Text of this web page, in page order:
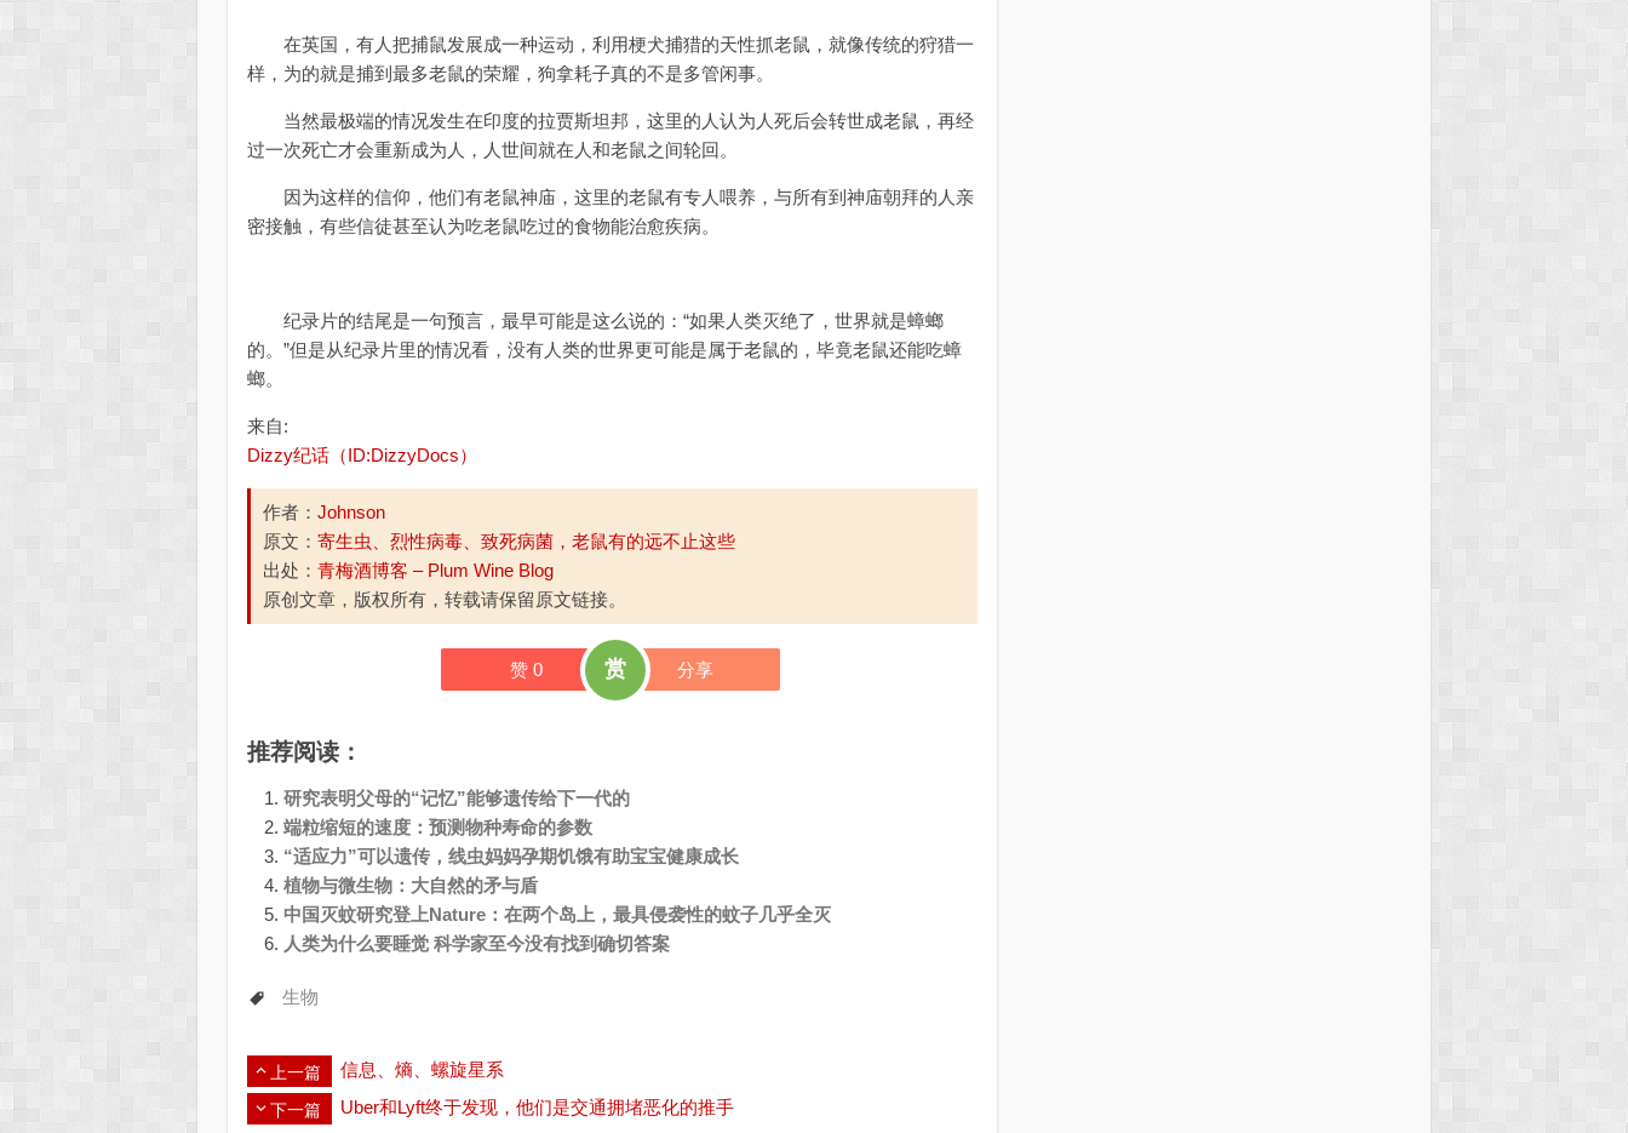
在英国，有人把捕鼠发展成一种运动，利用梗犬捕猎的天性抓老鼠，就像传统的狩猎一
样，为的就是捕到最多老鼠的荣耀，狗拿耗子真的不是多管闲事。
当然最极端的情况发生在印度的拉贾斯坦邦，这里的人认为人死后会转世成老鼠，再经
过一次死亡才会重新成为人，人世间就在人和老鼠之间轮回。
因为这样的信仰，他们有老鼠神庙，这里的老鼠有专人喂养，与所有到神庙朝拜的人亲
密接触，有些信徒甚至认为吃老鼠吃过的食物能治愈疾病。
纪录片的结尾是一句预言，最早可能是这么说的：“如果人类灭绝了，世界就是蟑螂
的。”但是从纪录片里的情况看，没有人类的世界更可能是属于老鼠的，毕竟老鼠还能吃蟑
螂。
来自:
Dizzy纪话（ID:DizzyDocs）
作者：Johnson
原文：寄生虫、烈性病毒、致死病菌，老鼠有的远不止这些
出处：青梅酒博客 – Plum Wine Blog
原创文章，版权所有，转载请保留原文链接。
赞 0 赏 分享
推荐阅读：
研究表明父母的“记忆”能够遗传给下一代的
端粒缩短的速度：预测物种寿命的参数
“适应力”可以遗传，线虫妈妈孕期饥饿有助宝宝健康成长
植物与微生物：大自然的矛与盾
中国灭蚊研究登上Nature：在两个岛上，最具侵袭性的蚊子几乎全灭
人类为什么要睡觉 科学家至今没有找到确切答案
生物
上一篇 信息、熵、螺旋星系
下一篇 Uber和Lyft终于发现，他们是交通拥堵恶化的推手